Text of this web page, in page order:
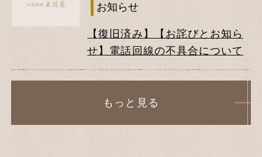
お知らせ
【復旧済み】【お詫びとお知ら
せ】電話回線の不具合について
もっと見る